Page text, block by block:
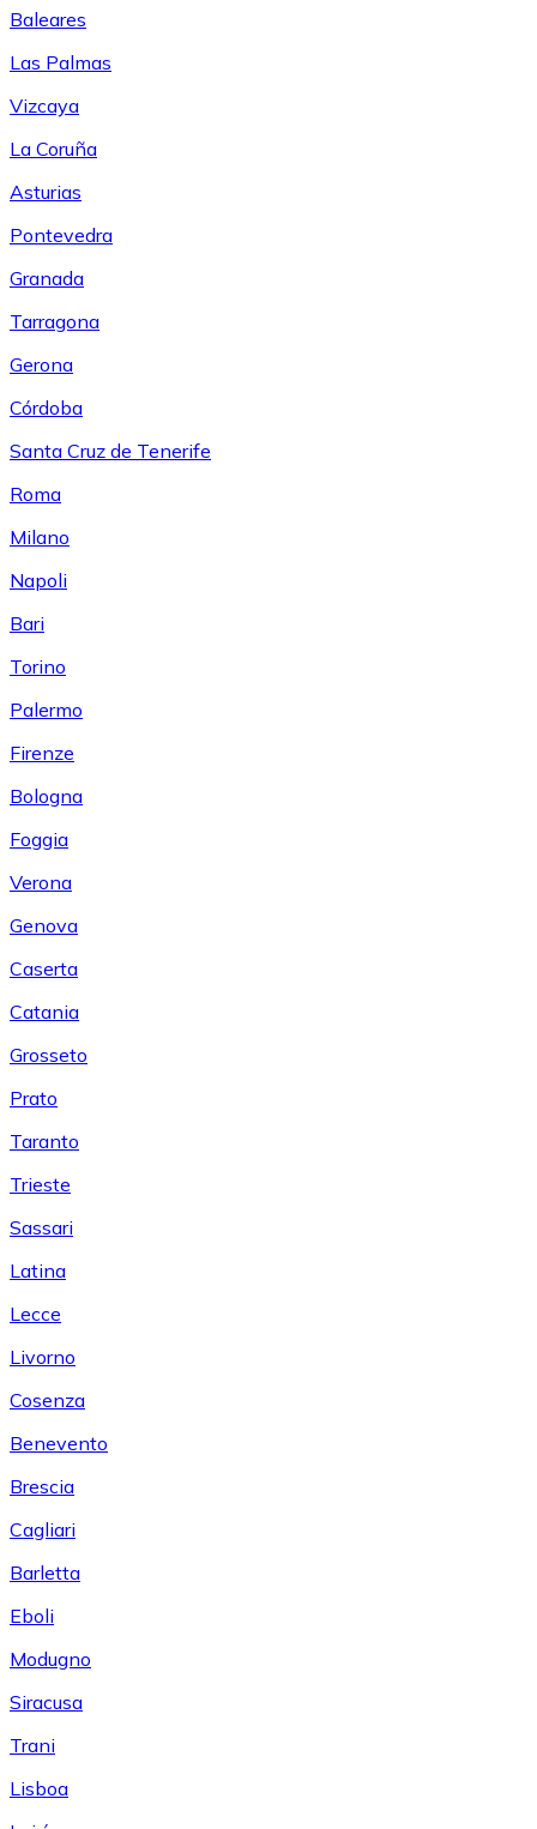
Baleares
Las Palmas
Vizcaya
La Coruña
Asturias
Pontevedra
Granada
Tarragona
Gerona
Córdoba
Santa Cruz de Tenerife
Roma
Milano
Napoli
Bari
Torino
Palermo
Firenze
Bologna
Foggia
Verona
Genova
Caserta
Catania
Grosseto
Prato
Taranto
Trieste
Sassari
Latina
Lecce
Livorno
Cosenza
Benevento
Brescia
Cagliari
Barletta
Eboli
Modugno
Siracusa
Trani
Lisboa